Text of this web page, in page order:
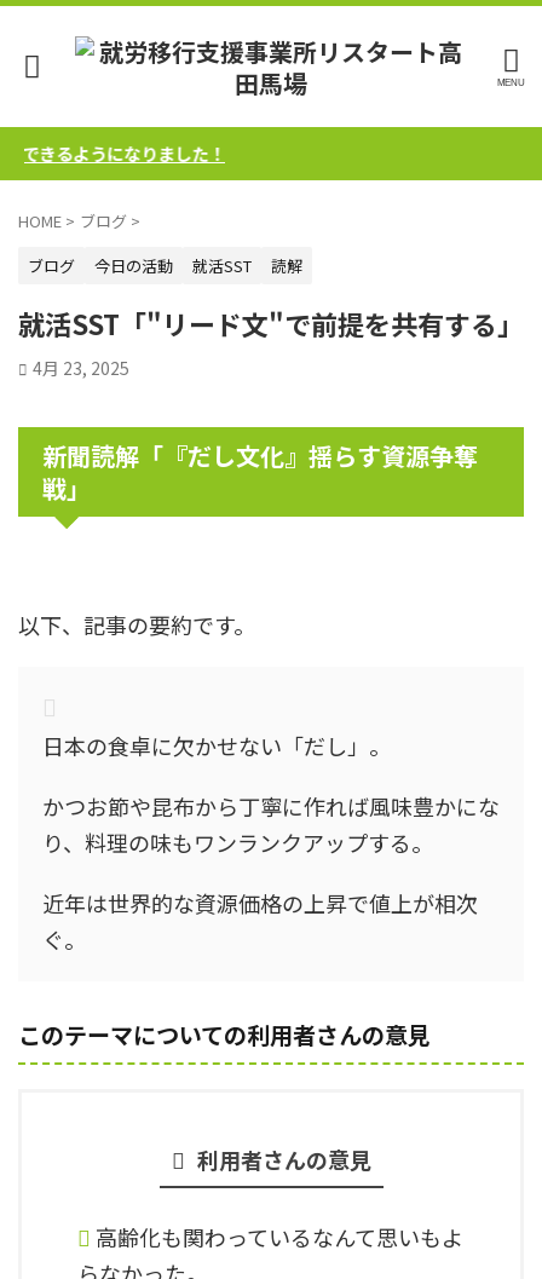
るようになりました！
HOME > ブログ >
ブログ
今日の活動 就活SST 読解
就活SST「"リード文"で前提を共有する」
4月 23, 2025
新聞読解「『だし文化』揺らす資源争奪
戦」
以下、記事の要約です。
日本の食卓に欠かせない「だし」。
かつお節や昆布から丁寧に作れば風味豊かにな
り、料理の味もワンランクアップする。
近年は世界的な資源価格の上昇で値上が相次
ぐ。
このテーマについての利用者さんの意見
利用者さんの意見
高齢化も関わっているなんて思いもよ
らなかった。